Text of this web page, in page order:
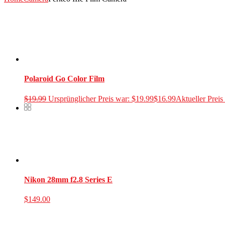
Polaroid Go Color Film
$19.99 Ursprünglicher Preis war: $19.99$16.99Aktueller Preis
Nikon 28mm f2.8 Series E
$149.00